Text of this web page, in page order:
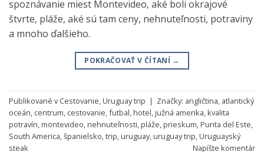
spoznávanie miest Montevideo, aké boli okrajové
štvrte, pláže, aké sú tam ceny, nehnuteľnosti, potraviny
a mnoho ďalšieho.
POKRAČOVAŤ V ČÍTANÍ →
Publikované vCestovanie,Uruguay trip | Značky: angličtina, atlantický
oceán, centrum, cestovanie,futbal,hotel,južná amerika,kvalita
potravín,montevideo,nehnuteľnosti,pláže,prieskum,Punta del Este,
South America,španielsko,trip,uruguay,uruguay trip,Uruguayský
steak
Napíšte komentár